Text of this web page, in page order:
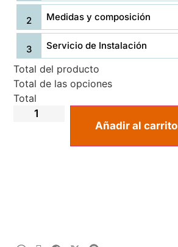
Medidas y composición
Servicio de Instalación
Total del producto
Total de las opciones
Total
Añadir al carrito